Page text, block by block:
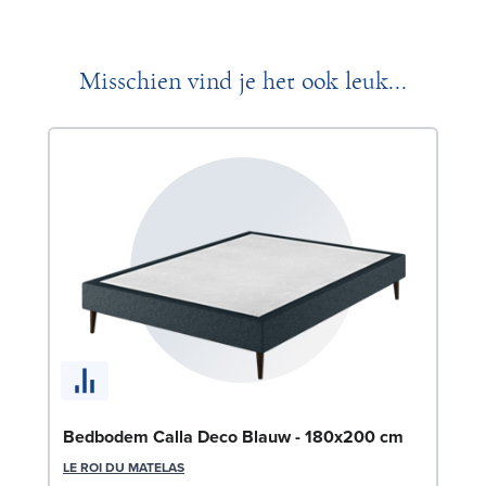
Misschien vind je het ook leuk...
Bedbodem Calla Deco Blauw - 180x200 cm
LE ROI DU MATELAS